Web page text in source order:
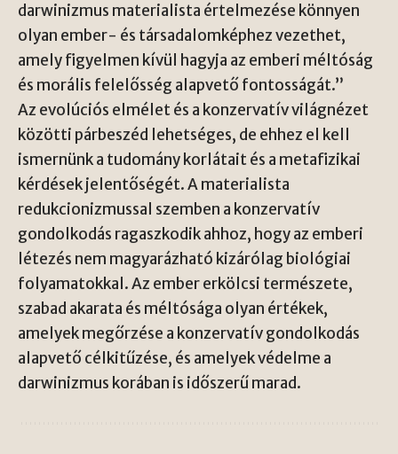
darwinizmus materialista értelmezése könnyen
olyan ember- és társadalomképhez vezethet,
amely figyelmen kívül hagyja az emberi méltóság
és morális felelősség alapvető fontosságát.”
Az evolúciós elmélet és a konzervatív világnézet
közötti párbeszéd lehetséges, de ehhez el kell
ismernünk a tudomány korlátait és a metafizikai
kérdések jelentőségét. A materialista
redukcionizmussal szemben a konzervatív
gondolkodás ragaszkodik ahhoz, hogy az emberi
létezés nem magyarázható kizárólag biológiai
folyamatokkal. Az ember erkölcsi természete,
szabad akarata és méltósága olyan értékek,
amelyek megőrzése a konzervatív gondolkodás
alapvető célkitűzése, és amelyek védelme a
darwinizmus korában is időszerű marad.